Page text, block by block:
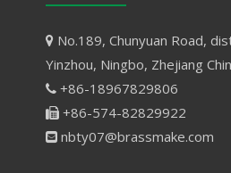
 No.189, Chunyuan Road,
Yinzhou, Ningbo, Zhejiang
 +86-18967829806
 +86-574-82829922
 nbty07@brassmake.com